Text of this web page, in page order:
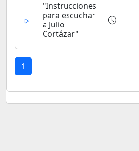
"Instrucciones
para escuchar
a Julio
Cortázar"
1